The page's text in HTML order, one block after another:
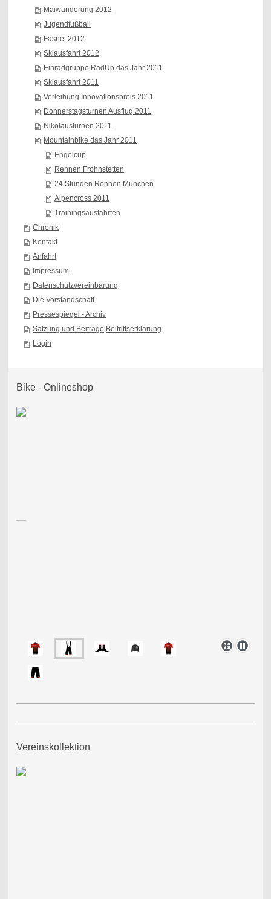
Maiwanderung 2012
Jugendfußball
Fasnet 2012
Skiausfahrt 2012
Einradgruppe RadUp das Jahr 2011
Skiausfahrt 2011
Verleihung Innovationspreis 2011
Donnerstagsturnen Ausflug 2011
Nikolausturnen 2011
Mountainbike das Jahr 2011
Engelcup
Rennen Frohnstetten
24 Stunden Rennen München
Alpencross 2011
Trainingsausfahrten
Chronik
Kontakt
Anfahrt
Impressum
Datenschutzvereinbarung
Die Vorstandschaft
Pressespiegel - Archiv
Satzung und Beiträge,Beitrittserklärung
Login
Bike - Onlineshop
Vereinskollektion